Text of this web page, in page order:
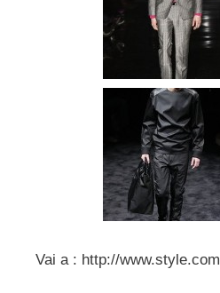
Vai a : http://www.style.com